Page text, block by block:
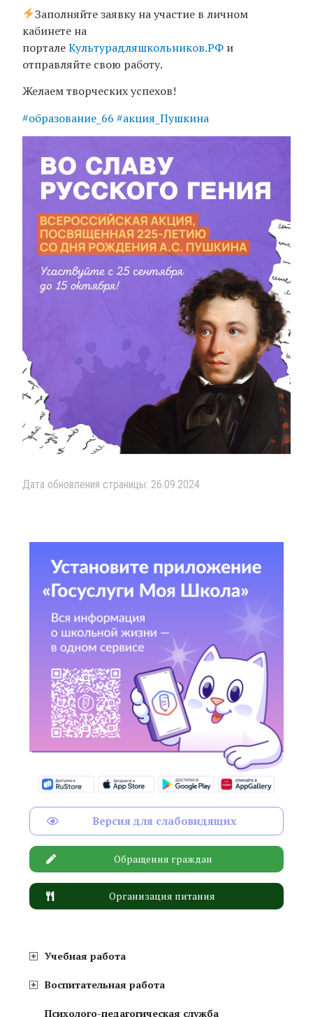
Заполняйте заявку на участие в личном
кабинете на
порталеКультурадляшкольников.РФ и
отправляйте свою работу.
Желаем творческих успехов!
#образование_66 #акция_Пушкина
Дата обновления страницы: 26.09.2024
Версия для слабовидящих
Обращения граждан
Организация питания
Учебная работа
Воспитательная работа
Психолого-педагогическая служба